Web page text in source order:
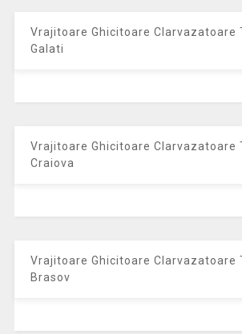
Vrajitoare Ghicitoare Clarvazatoare
Galati
Vrajitoare Ghicitoare Clarvazatoare
Craiova
Vrajitoare Ghicitoare Clarvazatoare
Brasov